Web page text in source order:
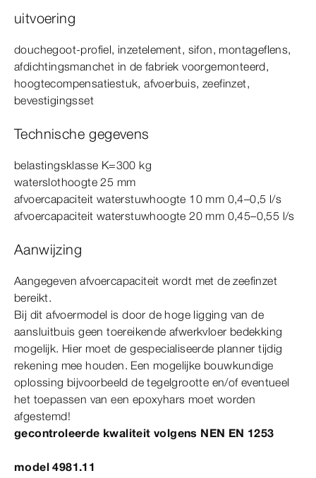
uitvoering
douchegoot-​profiel, inzetelement, sifon, montageflens,
afdichtingsmanchet in de fabriek voorgemonteerd,
hoogtecompensatiestuk, afvoerbuis, zeefinzet,
bevestigingsset
Technische gegevens
belastingsklasse K=300 kg
waterslothoogte 25 mm
afvoercapaciteit waterstuwhoogte 10 mm 0,4–0,5 l/s
afvoercapaciteit waterstuwhoogte 20 mm 0,45–0,55 l/s
Aanwijzing
Aangegeven afvoercapaciteit wordt met de zeefinzet
bereikt.
Bij dit afvoermodel is door de hoge ligging van de
aansluitbuis geen toereikende afwerkvloer bedekking
mogelijk. Hier moet de gespecialiseerde planner tijdig
rekening mee houden. Een mogelijke bouwkundige
oplossing bijvoorbeeld de tegelgrootte en/of eventueel
het toepassen van een epoxyhars moet worden
afgestemd!
gecontroleerde kwaliteit volgens NEN EN 1253
model 4981.11